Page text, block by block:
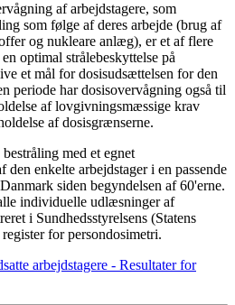
af arbejdstagere, som
som følge af deres arbejde (brug af
og nukleare anlæg), er et af flere
optimal strålebeskyttelse på
et mål for dosisudsættelsen for den
periode har dosisovervågning også til
af lovgivningsmæssige krav
af dosisgrænserne.
med et egnet
den enkelte arbejdstager i en passende
siden begyndelsen af 60'erne.
individuelle udlæsninger af
i Sundhedsstyrelsens (Statens
for persondosimetri.
arbejdstagere - Resultater for